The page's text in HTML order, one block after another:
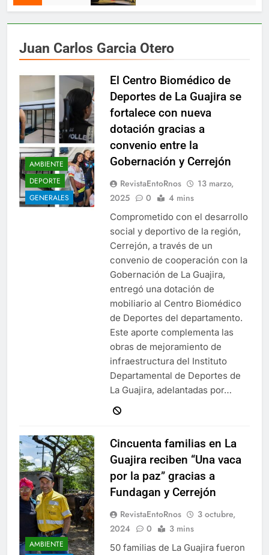
Juan Carlos Garcia Otero
AMBIENTE
DEPORTE
GENERALES
El Centro Biomédico de
Deportes de La Guajira se
fortalece con nueva
dotación gracias a
convenio entre la
Gobernación y Cerrejón
RevistaEntoRnos
13 marzo,
2025
0 4 mins
Comprometido con el desarrollo
social y deportivo de la región,
Cerrejón, a través de un
convenio de cooperación con la
Gobernación de La Guajira,
entregó una dotación de
mobiliario al Centro Biomédico
de Deportes del departamento.
Este aporte complementa las
obras de mejoramiento de
infraestructura del Instituto
Departamental de Deportes de
La Guajira, adelantadas por…
AMBIENTE
Cincuenta familias en La
Guajira reciben “Una vaca
por la paz” gracias a
Fundagan y Cerrejón
RevistaEntoRnos
3 octubre,
2024
0 3 mins
50 familias de La Guajira fueron